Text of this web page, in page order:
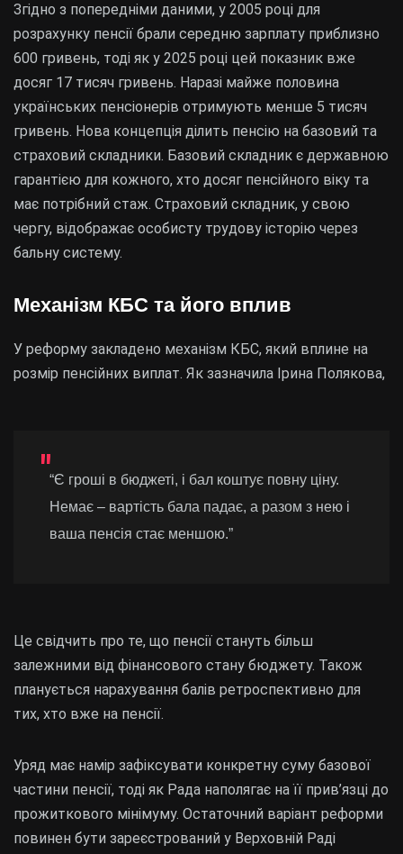
Згідно з попередніми даними, у 2005 році для
розрахунку пенсії брали середню зарплату приблизно
600 гривень, тоді як у 2025 році цей показник вже
досяг 17 тисяч гривень. Наразі майже половина
українських пенсіонерів отримують менше 5 тисяч
гривень. Нова концепція ділить пенсію на базовий та
страховий складники. Базовий складник є державною
гарантією для кожного, хто досяг пенсійного віку та
має потрібний стаж. Страховий складник, у свою
чергу, відображає особисту трудову історію через
бальну систему.
Механізм КБС та його вплив
У реформу закладено механізм КБС, який вплине на
розмір пенсійних виплат. Як зазначила Ірина Полякова,
“Є гроші в бюджеті, і бал коштує повну ціну.
Немає – вартість бала падає, а разом з нею і
ваша пенсія стає меншою.”
Це свідчить про те, що пенсії стануть більш
залежними від фінансового стану бюджету. Також
планується нарахування балів ретроспективно для
тих, хто вже на пенсії.
Уряд має намір зафіксувати конкретну суму базової
частини пенсії, тоді як Рада наполягає на її прив’язці до
прожиткового мінімуму. Остаточний варіант реформи
повинен бути зареєстрований у Верховній Раді